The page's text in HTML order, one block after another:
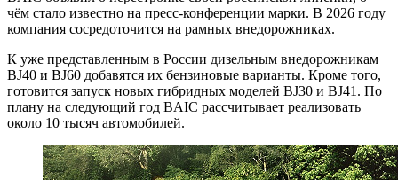
чём стало известно на пресс-конференции марки. В 2026 году
компания сосредоточится на рамных внедорожниках.
К уже представленным в России дизельным внедорожникам
BJ40 и BJ60 добавятся их бензиновые варианты. Кроме того,
готовится запуск новых гибридных моделей BJ30 и BJ41. По
плану на следующий год BAIC рассчитывает реализовать
около 10 тысяч автомобилей.